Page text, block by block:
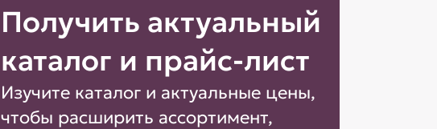
Получить актуальный
каталог и прайс-лист
Изучите каталог и актуальные цены,
чтобы расширить ассортимент,